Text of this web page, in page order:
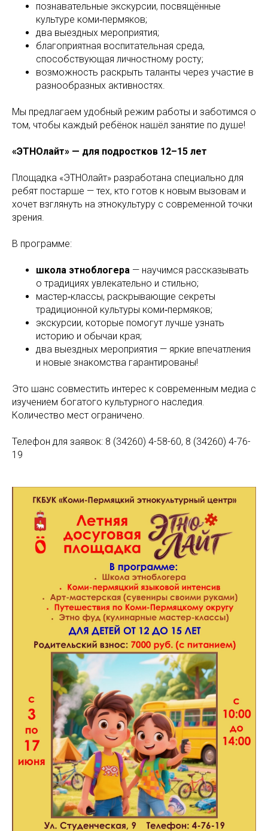
познавательные экскурсии, посвящённые
культуре коми‑пермяков;
два выездных мероприятия;
благоприятная воспитательная среда,
способствующая личностному росту;
возможность раскрыть таланты через участие в
разнообразных активностях.
Мы предлагаем удобный режим работы и заботимся о
том, чтобы каждый ребёнок нашёл занятие по душе!
«ЭТНОлайт» — для подростков 12–15 лет
Площадка «ЭТНОлайт» разработана специально для
ребят постарше — тех, кто готов к новым вызовам и
хочет взглянуть на этнокультуру с современной точки
зрения.
В программе:
школа этноблогера — научимся рассказывать
о традициях увлекательно и стильно;
мастер‑классы, раскрывающие секреты
традиционной культуры коми‑пермяков;
экскурсии, которые помогут лучше узнать
историю и обычаи края;
два выездных мероприятия — яркие впечатления
и новые знакомства гарантированы!
Это шанс совместить интерес к современным медиа с
изучением богатого культурного наследия.
Количество мест ограничено.
Телефон для заявок: 8 (34260) 4-58-60, 8 (34260) 4-76-
19